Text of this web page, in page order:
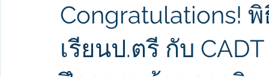
Congratulations!
เรียนป.ตรี กับ